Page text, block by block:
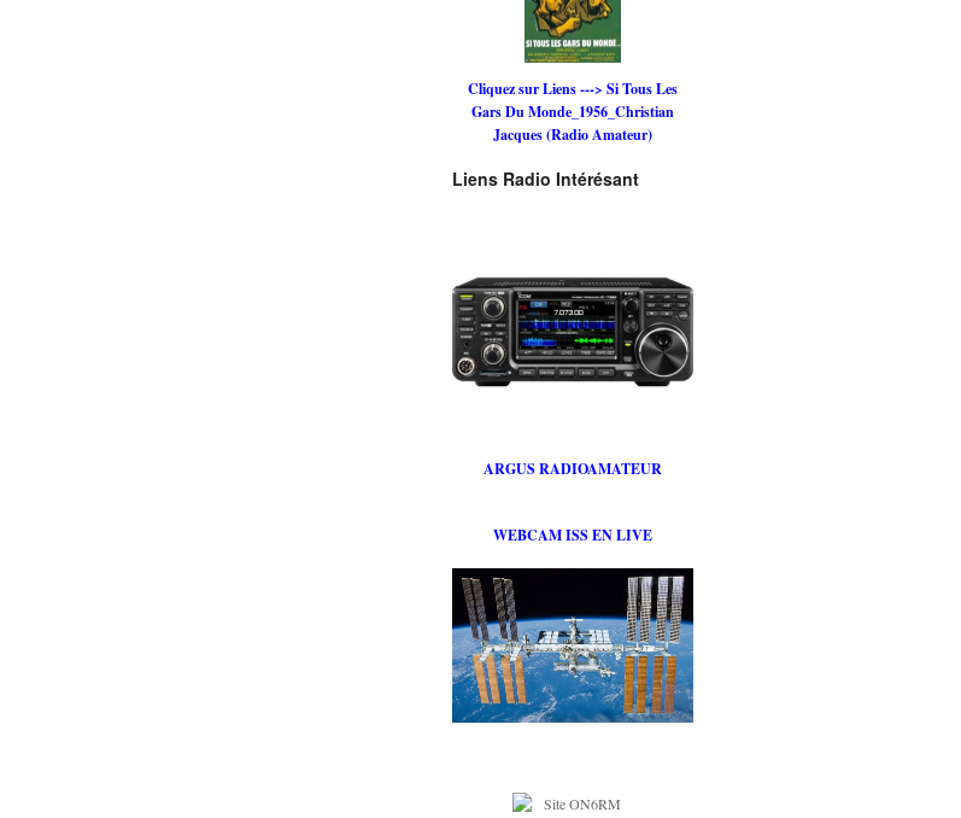
Cliquez sur Liens ---> Si Tous Les
Gars Du Monde_1956_Christian
Jacques (Radio Amateur)
Liens Radio Intérésant
ARGUS RADIOAMATEUR
WEBCAM ISS EN LIVE